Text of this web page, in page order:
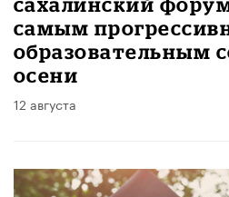
самым
образовательным
осени
12 августа